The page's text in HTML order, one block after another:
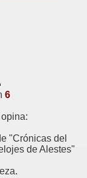
6
"Crónicas del
de Alestes"